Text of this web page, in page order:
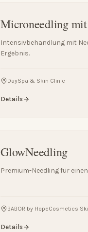
Microneedling mit
Intensivbehandlung mit
Ergebnis.
DaySpa & Skin Clinic
Details
GlowNeedling
Premium-Needling für
BABOR by HopeCosmetics
Details